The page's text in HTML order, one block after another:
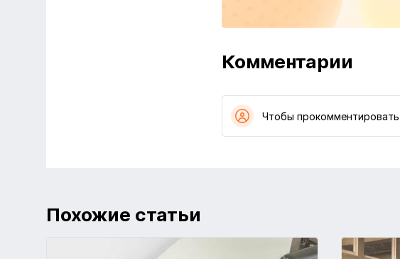
Комментарии
Чтобы прокомментировать,
Похожие статьи